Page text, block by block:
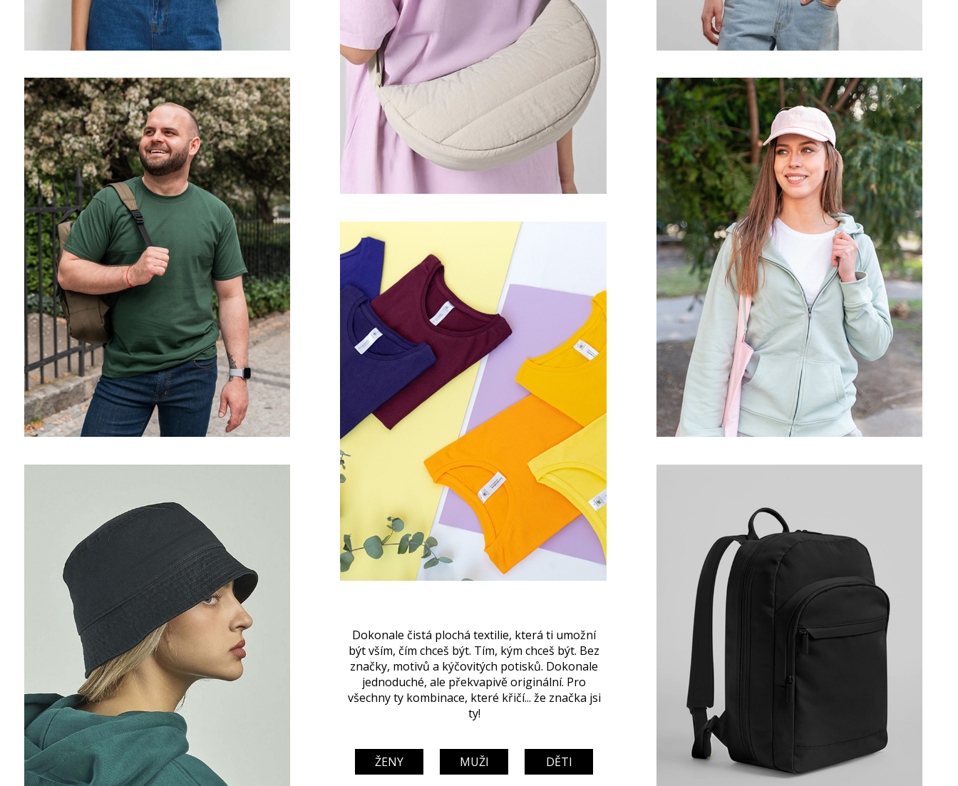
Prohlédnout
Prohlédnout
Prohlédnout
Prohlédnout
Prohlédnout
Prohlédnout
Dokonale čistá plochá textilie, která ti umožní
být vším, čím chceš být. Tím, kým chceš být. Bez
značky, motivů a kýčovitých potisků. Dokonale
jednoduché, ale překvapivě originální. Pro
všechny ty kombinace, které křičí... že značka jsi
ty!
ŽENY MUŽI DĚTI
Prohlédnout
Prohlédnout
Prohlédnout
Prohlédnout